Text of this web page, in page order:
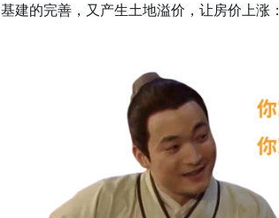
基建的完善，又产生土地溢价，让房价上涨：